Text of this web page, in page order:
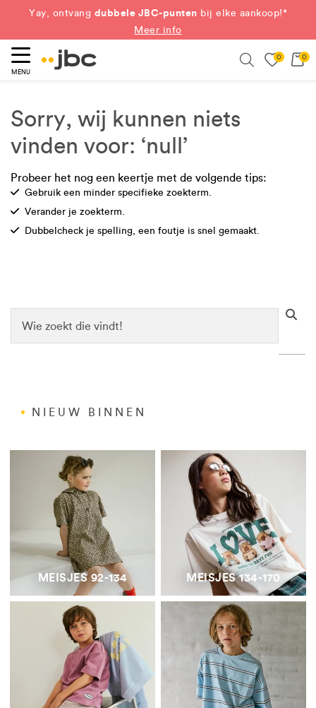
Yay, ontvang dubbele JBC-punten bij elke aankoop!*
Meer info
MENU
0 0
Sorry, wij kunnen niets
vinden voor: ‘null’
Probeer het nog een keertje met de volgende tips:
Check
Gebruik een minder specifieke zoekterm.
Check
Verander je zoekterm.
Check
Dubbelcheck je spelling, een foutje is snel gemaakt.
NIEUW BINNEN
MEISJES 92-134 MEISJES 134-170